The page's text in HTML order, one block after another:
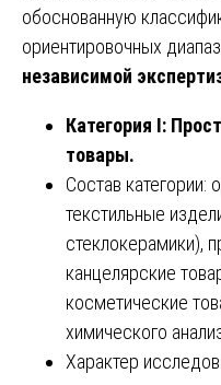
обоснованную
ориентировочных
независимой
Категория I:
товары.
Состав категории:
текстильные
стеклокерамики),
канцелярские
косметические
химического
Характер